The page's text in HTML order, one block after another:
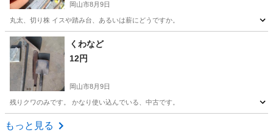
岡山市8月9日
丸太、切り株 イスや踏み台、あるいは薪にどうですか。
岡山 岡山市 その他
くわなど
12円
岡山市8月9日
残りクワのみです。 かなり使い込んでいる、中古です。
岡山 岡山市
もっと見る